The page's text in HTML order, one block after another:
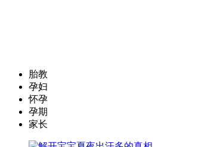
胎教
孕妇
怀孕
孕期
家长